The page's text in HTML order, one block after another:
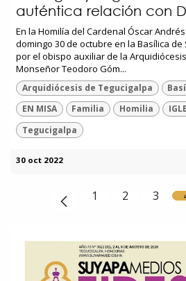
auténtica relación con
En la Homilía del Cardenal Óscar
domingo 30 de octubre en la Basílica
por el obispo auxiliar de la
Monseñor Teodoro Góm...
Arquidiócesis de Tegucigalpa
EN MISA
Familia Homilia
Tegucigalpa
30 oct 2022
1 2 3